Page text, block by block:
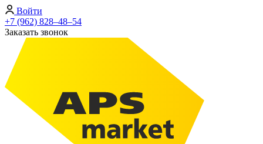
Войти
+7 (962) 828‒48‒54
Заказать звонок